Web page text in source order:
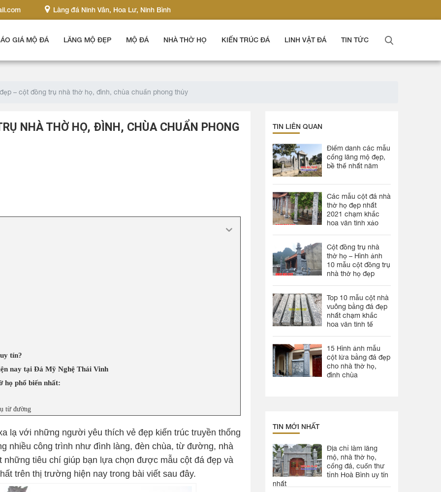
Làng đá Ninh Vân, Hoa Lư, Ninh Bình
GIÁ MỘ ĐÁ LĂNG MỘ ĐẸP MỘ ĐÁ NHÀ THỜ HỌ KIẾN TRÚC ĐÁ LINH VẬT ĐÁ TIN TỨC
– cột đồng trụ nhà thờ họ, đình, chùa chuẩn phong thủy
NHÀ THỜ HỌ, ĐÌNH, CHÙA CHUẨN PHONG
tín?
nay tại Đá Mỹ Nghệ Thái Vinh
họ phổ biến nhất:
từ đường
lạ với những người yêu thích vẻ đẹp kiến trúc truyền thống
nhiều công trình như đình làng, đèn chùa, từ đường, nhà
những tiêu chí giúp bạn lựa chọn được mẫu cột đá đẹp và
trên thị trường hiện nay trong bài viết sau đây.
TIN LIÊN QUAN
Điểm danh các mẫu
cổng lăng mộ đẹp,
bề thế nhất năm
Các mẫu cột đá nhà
thờ họ đẹp nhất
2021 chạm khắc
hoa văn tinh xảo
Cột đồng trụ nhà
thờ họ – Hình ảnh
10 mẫu cột đồng trụ
nhà thờ họ đẹp
Top 10 mẫu cột nhà
vuông bằng đá đẹp
nhất chạm khắc
hoa văn tinh tế
15 Hình ảnh mẫu
cột lửa bằng đá đẹp
cho nhà thờ họ,
đình chùa
TIN MỚI NHẤT
Địa chỉ làm lăng
mộ, nhà thờ họ,
cổng đá, cuốn thư
tỉnh Hoà Bình uy tín
nhất